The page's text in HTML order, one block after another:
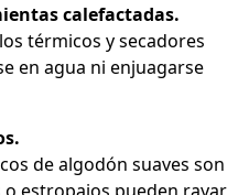
calefactadas.
térmicos y secadores
en agua ni enjuagarse
de algodón suaves son